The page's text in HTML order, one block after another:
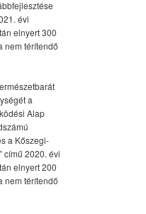
évi
elnyert 300
nem térítendő
a
Alap
a Kőszegi-
című 2020. évi
elnyert 200
nem térítendő